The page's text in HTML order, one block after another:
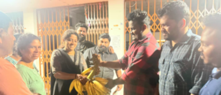
ദുരിതബാധിതർക്ക് കൈത്താങ്ങായി എസ്എഫ്ഐ
പ്രളയം മൂലം കെടുതി അനുഭവിക്കുന്ന പത്തനംതിട്ടയിലെ